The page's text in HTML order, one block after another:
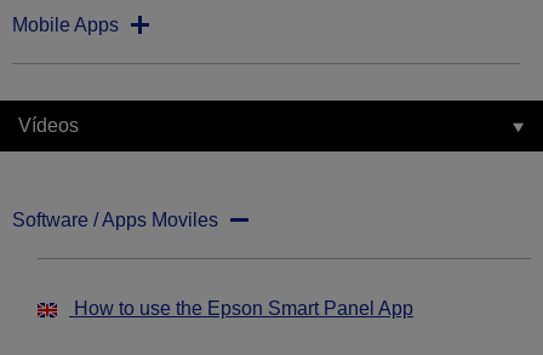
Mobile Apps
Vídeos
Software / Apps Moviles
How to use the Epson Smart Panel App